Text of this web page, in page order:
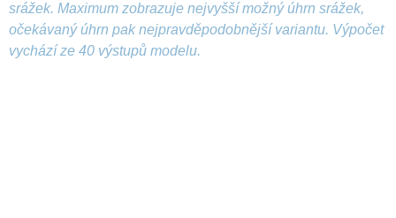
srážek. Maximum zobrazuje nejvyšší možný úhrn srážek,
očekávaný úhrn pak nejpravděpodobnější variantu. Výpočet
vychází ze 40 výstupů modelu.